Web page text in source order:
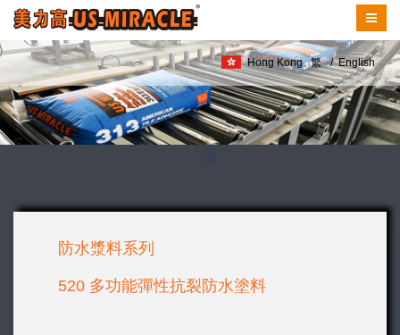
Hong Kong 繁 / English
防水漿料系列
520 多功能彈性抗裂防水塗料